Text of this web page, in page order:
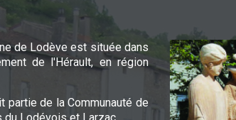
de Lodève est située dans
de l'Hérault, en région
partie de la Communauté de